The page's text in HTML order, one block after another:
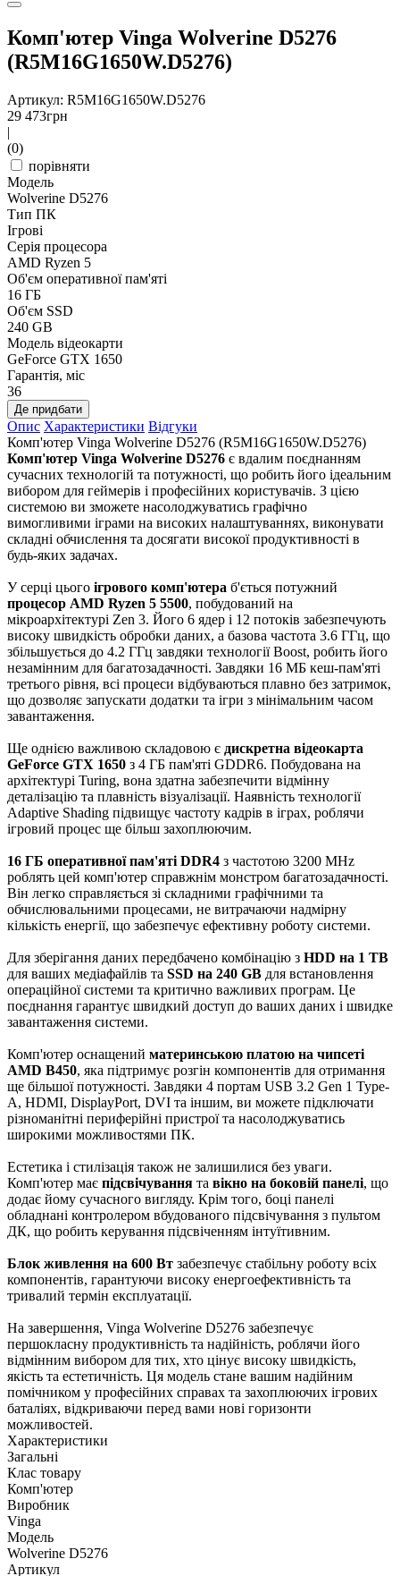
Комп'ютер Vinga Wolverine D5276
(R5M16G1650W.D5276)
Артикул: R5M16G1650W.D5276
29 473грн
|
(0)
порівняти
Модель
Wolverine D5276
Тип ПК
Ігрові
Серія процесора
AMD Ryzen 5
Об'єм оперативної пам'яті
16 ГБ
Об'єм SSD
240 GB
Модель відеокарти
GeForce GTX 1650
Гарантія, міс
36
Де придбати
Опис Характеристики Відгуки
Комп'ютер Vinga Wolverine D5276 (R5M16G1650W.D5276)
Комп'ютер Vinga Wolverine D5276 є вдалим поєднанням
сучасних технологій та потужності, що робить його ідеальним
вибором для геймерів і професійних користувачів. З цією
системою ви зможете насолоджуватись графічно
вимогливими іграми на високих налаштуваннях, виконувати
складні обчислення та досягати високої продуктивності в
будь-яких задачах.
У серці цього ігрового комп'ютера б'ється потужний
процесор AMD Ryzen 5 5500, побудований на
мікроархітектурі Zen 3. Його 6 ядер і 12 потоків забезпечують
високу швидкість обробки даних, а базова частота 3.6 ГГц, що
збільшується до 4.2 ГГц завдяки технології Boost, робить його
незамінним для багатозадачності. Завдяки 16 МБ кеш-пам'яті
третього рівня, всі процеси відбуваються плавно без затримок,
що дозволяє запускати додатки та ігри з мінімальним часом
завантаження.
Ще однією важливою складовою є дискретна відеокарта
GeForce GTX 1650 з 4 ГБ пам'яті GDDR6. Побудована на
архітектурі Turing, вона здатна забезпечити відмінну
деталізацію та плавність візуалізації. Наявність технології
Adaptive Shading підвищує частоту кадрів в іграх, роблячи
ігровий процес ще більш захоплюючим.
16 ГБ оперативної пам'яті DDR4 з частотою 3200 MHz
роблять цей комп'ютер справжнім монстром багатозадачності.
Він легко справляється зі складними графічними та
обчислювальними процесами, не витрачаючи надмірну
кількість енергії, що забезпечує ефективну роботу системи.
Для зберігання даних передбачено комбінацію з HDD на 1 TB
для ваших медіафайлів та SSD на 240 GB для встановлення
операційної системи та критично важливих програм. Це
поєднання гарантує швидкий доступ до ваших даних і швидке
завантаження системи.
Комп'ютер оснащений материнською платою на чипсеті
AMD B450, яка підтримує розгін компонентів для отримання
ще більшої потужності. Завдяки 4 портам USB 3.2 Gen 1 Type-
A, HDMI, DisplayPort, DVI та іншим, ви можете підключати
різноманітні периферійні пристрої та насолоджуватись
широкими можливостями ПК.
Естетика і стилізація також не залишилися без уваги.
Комп'ютер має підсвічування та вікно на боковій панелі, що
додає йому сучасного вигляду. Крім того, боці панелі
обладнані контролером вбудованого підсвічування з пультом
ДК, що робить керування підсвіченням інтуїтивним.
Блок живлення на 600 Вт забезпечує стабільну роботу всіх
компонентів, гарантуючи високу енергоефективність та
тривалий термін експлуатації.
На завершення, Vinga Wolverine D5276 забезпечує
першокласну продуктивність та надійність, роблячи його
відмінним вибором для тих, хто цінує високу швидкість,
якість та естетичність. Ця модель стане вашим надійним
помічником у професійних справах та захоплюючих ігрових
баталіях, відкриваючи перед вами нові горизонти
можливостей.
Характеристики
Загальні
Клас товару
Комп'ютер
Виробник
Vinga
Модель
Wolverine D5276
Артикул